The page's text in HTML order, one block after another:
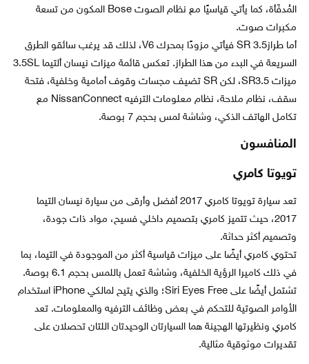
المُدفّأة، كما يأتي قياسيًا مع نظام الصوت Bose المكون من تسعة
مكبرات صوت.
أما طراز3.5 SR فيأتي مزودًا بمحرك V6، لذلك قد يرغب سائقو الطرق
السريعة في البدء من هذا الطراز. تعكس قائمة ميزات نيسان ألتيما 3.5SL
ميزات SR3.5، لكن SR تضيف مجسات وقوف أمامية وخلفية، فتحة
سقف، نظام ملاحة، نظام معلومات الترفيه NissanConnect مع
تكامل الهاتف الذكي، وشاشة لمس بحجم 7 بوصة.
المنافسون
تويوتا كامري
تعد سيارة تويوتا كامري 2017 أفضل وأرقى من سيارة نيسان التيما
2017، حيث تتميز كامري بتصميم داخلي فسيح، مواد ذات جودة،
وتصميم أكثر حداثة.
تحتوي كامري أيضًا على ميزات قياسية أكثر من الموجودة في التيما، بما
في ذلك كاميرا الرؤية الخلفية، وشاشة تعمل باللمس بحجم 6.1 بوصة.
تشتمل أيضًا على Siri Eyes Free؛ والذي يتيح لمالكي iPhone استخدام
الأوامر الصوتية للتحكم في بعض وظائف الترفيه والمعلومات. تعد
كامري ونظيرتها الهجينة هما السيارتان الوحيدتان اللتان تحصلان على
تقديرات موثوقية مثالية.